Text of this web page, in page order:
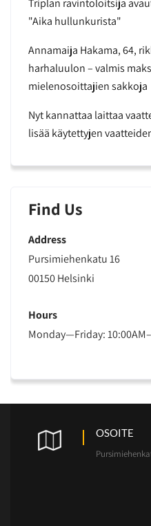
Triplan ravintoloitsija
"Aika hullunkurista"
Annamaija Hakama, 64,
harhaluulon – valmis
mielenosoittajien sakkoja
Nyt kannattaa laittaa
lisää käytettyjen
Find Us
Address
Pursimiehenkatu 16
00150 Helsinki
Hours
Monday—Friday:
OSOITE